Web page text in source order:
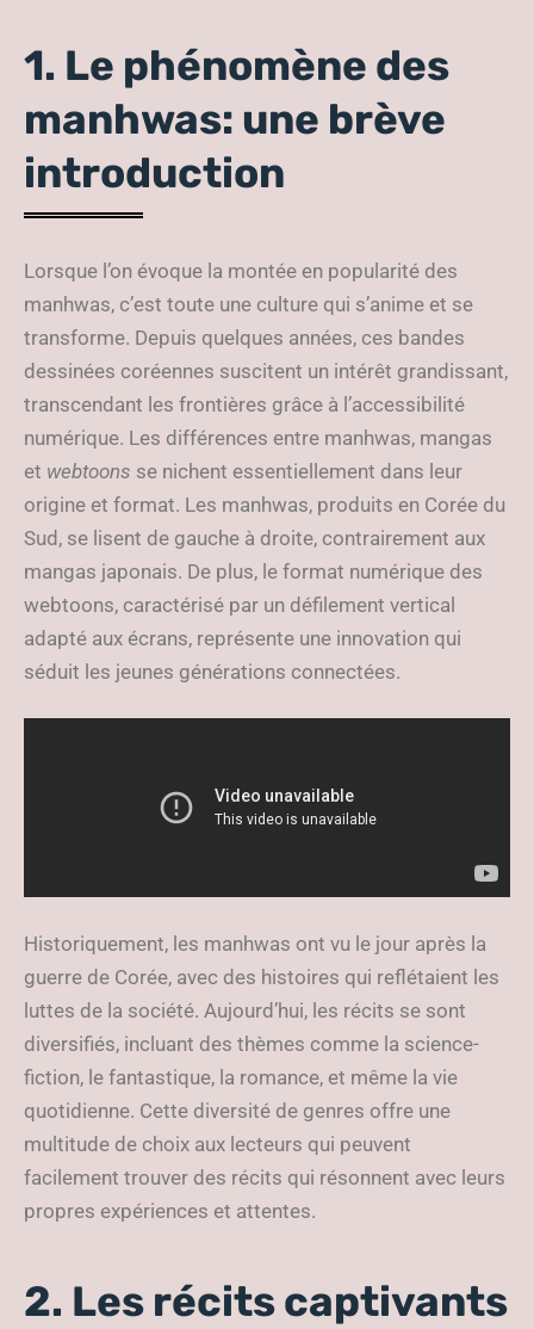
1. Le phénomène des
manhwas: une brève
introduction
Lorsque l’on évoque la montée en popularité des
manhwas, c’est toute une culture qui s’anime et se
transforme. Depuis quelques années, ces bandes
dessinées coréennes suscitent un intérêt grandissant,
transcendant les frontières grâce à l’accessibilité
numérique. Les différences entre manhwas, mangas
et webtoons se nichent essentiellement dans leur
origine et format. Les manhwas, produits en Corée du
Sud, se lisent de gauche à droite, contrairement aux
mangas japonais. De plus, le format numérique des
webtoons, caractérisé par un défilement vertical
adapté aux écrans, représente une innovation qui
séduit les jeunes générations connectées.
Historiquement, les manhwas ont vu le jour après la
guerre de Corée, avec des histoires qui reflétaient les
luttes de la société. Aujourd’hui, les récits se sont
diversifiés, incluant des thèmes comme la science-
fiction, le fantastique, la romance, et même la vie
quotidienne. Cette diversité de genres offre une
multitude de choix aux lecteurs qui peuvent
facilement trouver des récits qui résonnent avec leurs
propres expériences et attentes.
2. Les récits captivants